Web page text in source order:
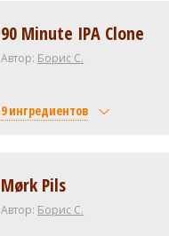
90 Minute IPA Clone
Автор: Борис С.
9 ингредиентов
Mørk Pils
Автор: Борис С.